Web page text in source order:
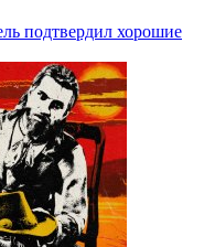
подтвердил хорошие